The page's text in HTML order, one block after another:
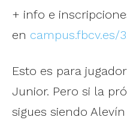
+ info e
en campus.fbcv.es/
Esto es para
Junior. Pero si la
sigues siendo